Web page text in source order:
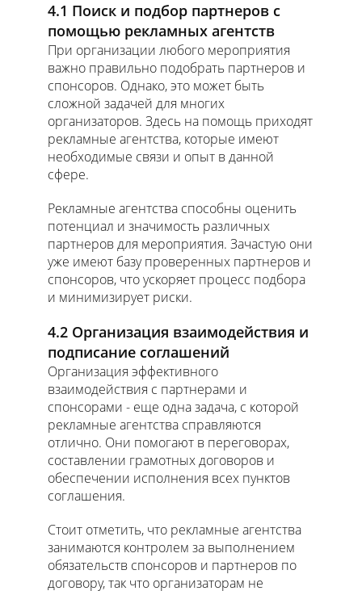
4.1 Поиск и подбор партнеров с
помощью рекламных агентств
При организации любого мероприятия
важно правильно подобрать партнеров и
спонсоров. Однако, это может быть
сложной задачей для многих
организаторов. Здесь на помощь приходят
рекламные агентства, которые имеют
необходимые связи и опыт в данной
сфере.
Рекламные агентства способны оценить
потенциал и значимость различных
партнеров для мероприятия. Зачастую они
уже имеют базу проверенных партнеров и
спонсоров, что ускоряет процесс подбора
и минимизирует риски.
4.2 Организация взаимодействия и
подписание соглашений
Организация эффективного
взаимодействия с партнерами и
спонсорами - еще одна задача, с которой
рекламные агентства справляются
отлично. Они помогают в переговорах,
составлении грамотных договоров и
обеспечении исполнения всех пунктов
соглашения.
Стоит отметить, что рекламные агентства
занимаются контролем за выполнением
обязательств спонсоров и партнеров по
договору, так что организаторам не